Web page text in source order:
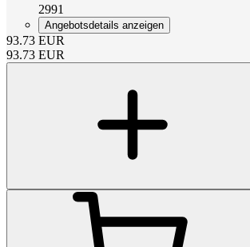
2991
Angebotsdetails anzeigen
93.73 EUR
93.73 EUR